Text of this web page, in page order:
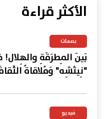
الأكثر قراءة
بصمات
بَينَ المِطرَقَةِ
"نِيتْشِه" وَمُلاقاةُ
فيديو